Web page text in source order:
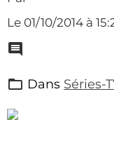
Le 01/10/2014 à
Dans Séries-